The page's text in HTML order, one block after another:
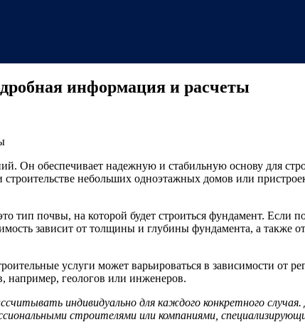
информация и расчеты
Он обеспечивает надежную и стабильную основу для
небольших одноэтажных домов или
почвы, на которой будет строиться фундамент. Если
зависит от толщины и глубины фундамента, а также
услуги может варьироваться в зависимости от
например, геологов или инженеров.
индивидуально для каждого конкретного
строителями или компаниями,